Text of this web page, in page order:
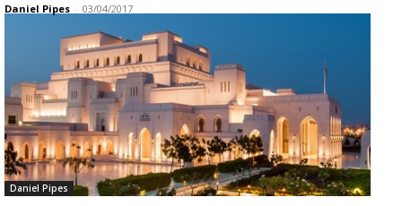
Daniel Pipes - 03/04/2017
Daniel Pipes